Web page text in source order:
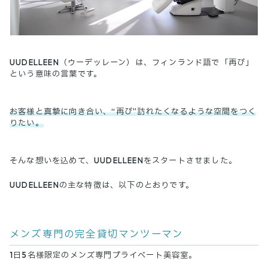
UUDELLEEN（ウーデッレーン）は、フィンランド語で「再び」
という意味の言葉です。
お客様と真摯に向き合い、“再び”訪れたくなるような空間をつく
りたい。
そんな想いを込めて、UUDELLEENをスタートさせました。
UUDELLEENの主な特徴は、以下のとおりです。
メンズ専門の完全貸切マンツーマン
1日5名様限定のメンズ専門プライベート美容室。